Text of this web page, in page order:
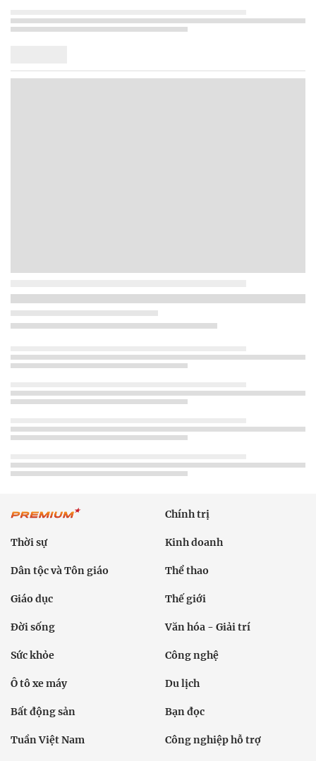
Chính trị
Thời sự Kinh doanh
Dân tộc và Tôn giáo Thể thao
Giáo dục Thế giới
Đời sống Văn hóa - Giải trí
Sức khỏe Công nghệ
Ô tô xe máy Du lịch
Bất động sản Bạn đọc
Tuần Việt Nam Công nghiệp hỗ trợ